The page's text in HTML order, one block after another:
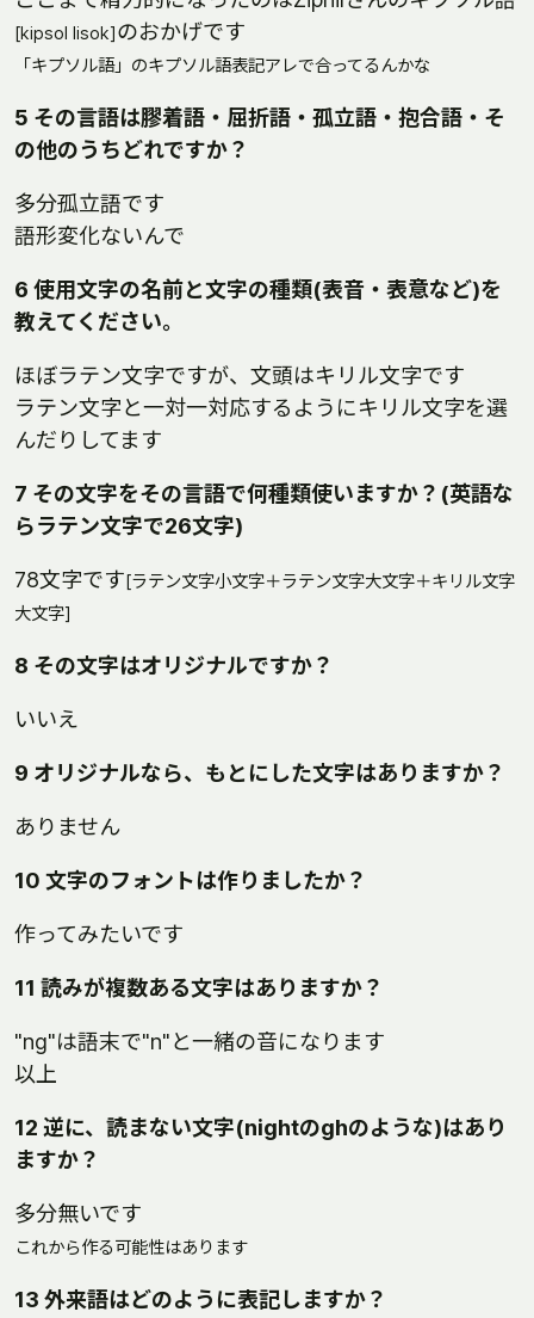
[kipsol lisok]のおかげです
「キプソル語」のキプソル語表記アレで合ってるんかな
5 その言語は膠着語・屈折語・孤立語・抱合語・そ
の他のうちどれですか？
多分孤立語です
語形変化ないんで
6 使用文字の名前と文字の種類(表音・表意など)を
教えてください。
ほぼラテン文字ですが、文頭はキリル文字です
ラテン文字と一対一対応するようにキリル文字を選
んだりしてます
7 その文字をその言語で何種類使いますか？(英語な
らラテン文字で26文字)
78文字です[ラテン文字小文字＋ラテン文字大文字＋キリル文字
大文字]
8 その文字はオリジナルですか？
いいえ
9 オリジナルなら、もとにした文字はありますか？
ありません
10 文字のフォントは作りましたか？
作ってみたいです
11 読みが複数ある文字はありますか？
"ng"は語末で"n"と一緒の音になります
以上
12 逆に、読まない文字(nightのghのような)はあり
ますか？
多分無いです
これから作る可能性はあります
13 外来語はどのように表記しますか？